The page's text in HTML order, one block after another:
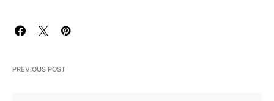
PREVIOUS POST